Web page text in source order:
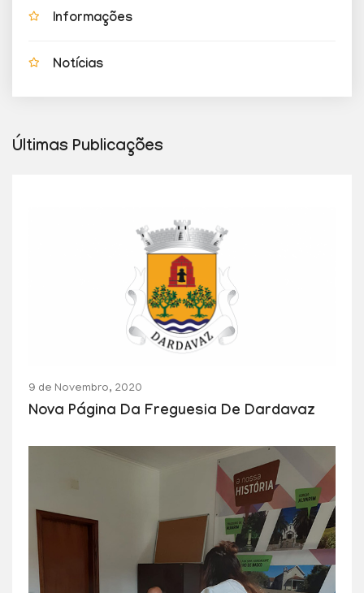
Informações
Notícias
Últimas Publicações
9 de Novembro, 2020
Nova Página Da Freguesia De Dardavaz